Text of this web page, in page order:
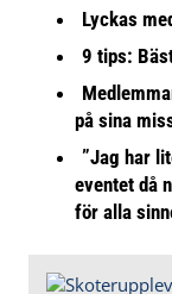
Lyckas
9 tips:
på sina
”Jag har
eventet då
för alla